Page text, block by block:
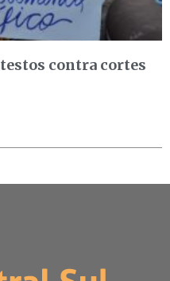
contra cortes